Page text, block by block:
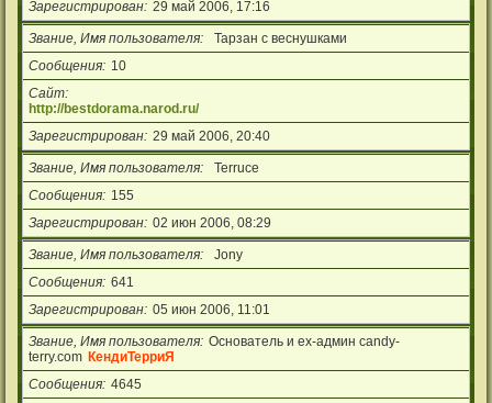
Зарегистрирован 29 май 2006, 17:16
Звание, Имя пользователя
Тарзан с веснушками
Сообщения
10
Сайт
http://bestdorama.narod.ru/
Зарегистрирован 29 май 2006, 20:40
Звание, Имя пользователя
Terruce
Сообщения
155
Зарегистрирован 02 июн 2006, 08:29
Звание, Имя пользователя
Jony
Сообщения 641
Зарегистрирован 05 июн 2006, 11:01
Звание, Имя пользователя Основатель и ex-админ candy-
terry.com КендиТерриЯ
Сообщения 4645